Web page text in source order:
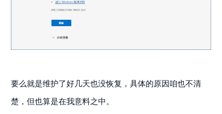
要么就是维护了好几天也没恢复，具体的原因咱也不清
楚，但也算是在我意料之中。